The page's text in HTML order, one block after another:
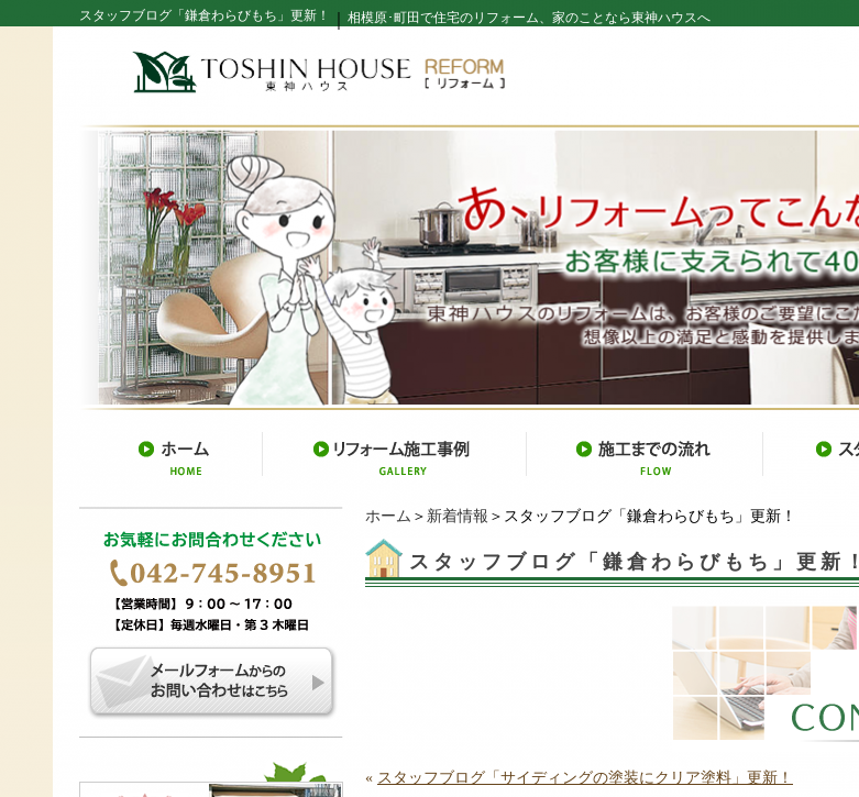
スタッフブログ「鎌倉わらびもち」更新！ 相模原･町田で住宅のリフォーム、家のことなら東神ハウスへ
ホーム ＞ 新着情報 ＞スタッフブログ「鎌倉わらびもち」更新！
スタッフブログ「鎌倉わらびもち」更新！
« スタッフブログ「サイディングの塗装にクリア塗料」更新！